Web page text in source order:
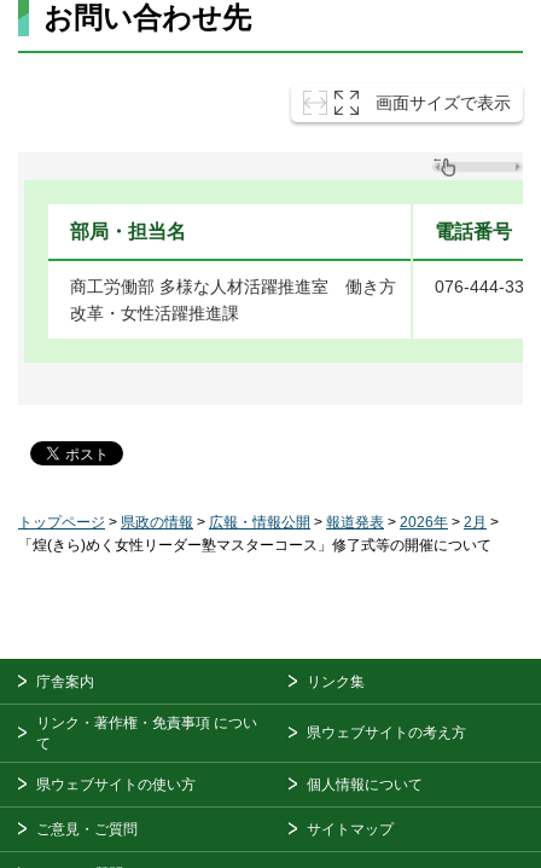
お問い合わせ先
画面サイズで表示
部局・担当名 電話番号
商工労働部 多様な人材活躍推進室 働き方
改革・女性活躍推進課
076-444-
トップページ > 県政の情報 > 広報・情報公開 > 報道発表 > 2026年 > 2月 >
「煌(きら)めく女性リーダー塾マスターコース」修了式等の開催について
庁舎案内 リンク集
リンク・著作権・免責事項 につい
て
県ウェブサイトの考え方
県ウェブサイトの使い方 個人情報について
ご意見・ご質問 サイトマップ